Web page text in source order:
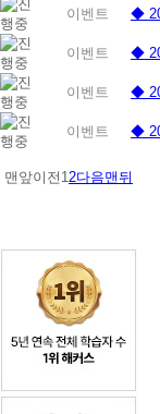
이벤트 ◆
이벤트 ◆
이벤트 ◆
이벤트 ◆
맨앞이전 1 2다음맨뒤